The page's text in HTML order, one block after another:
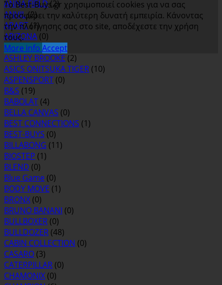
ANNA FIELD(2)
ANVIL(2)
APART(1)
ARIZONA (0)
ASH(0)
ASHLEY BROOKE (2)
ASICS ONITSUKA TIGER (10)
ASPENSPORT (0)
B&S (19)
BABOLAT (4)
BELLA CANVAS (0)
BEST CONNECTIONS (1)
BEST-BUYS (0)
BILLABONG (11)
BIOSTEP (1)
BLEND (0)
Blue Game (0)
BODY MOVE (1)
BRONX (0)
BRUNO BANANI (0)
BULLBOXER (0)
BULLDOZER (48)
CABIN COLLECTION (0)
CASARO (3)
CATERPILLAR (0)
CHAMONIX (0)
Το Best-Buys.gr χρησιμοποιεί cookies για να σας
προσφέρει την καλύτερη δυνατή εμπειρία. Κάνοντας
την πλοήγησης σας στο site, αποδέχεστε την χρήση
τους.
More info Accept